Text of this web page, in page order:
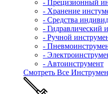
- Прецизионный
- Хранение
- Средства
- Гидравлический
- Ручной
-
-
- Автоинструмент
Смотреть Все